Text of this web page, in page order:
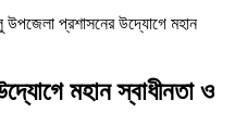
উপজেলা প্রশাসনের উদ্যোগে মহান
মহান স্বাধীনতা ও